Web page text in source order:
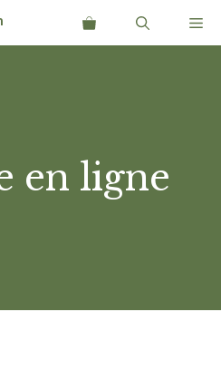
en ligne